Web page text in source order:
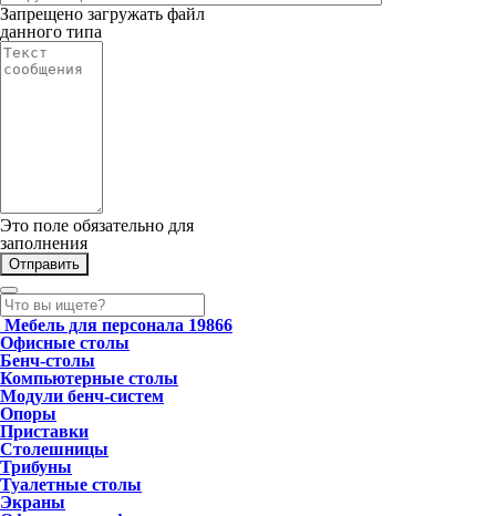
Запрещено загружать файл
данного типа
Это поле обязательно для
заполнения
Мебель для персонала 19866
Офисные столы
Бенч-столы
Компьютерные столы
Модули бенч-систем
Опоры
Приставки
Столешницы
Трибуны
Туалетные столы
Экраны